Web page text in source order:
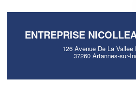
ENTREPRISE
126 Avenue De La Vallee
37260 Artannes-sur-
tout
nouveaux clients!
En